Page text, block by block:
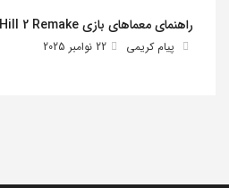
راهنمای معماهای بازی Silent Hill 2 Remake
پیام کریمی 22 نوامبر 2025